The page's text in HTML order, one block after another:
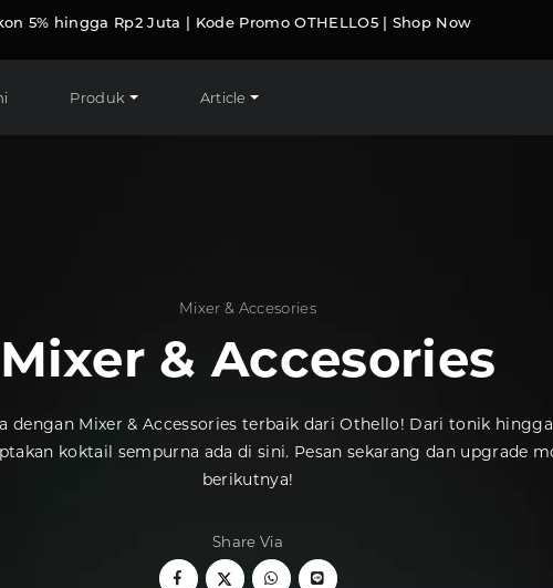
5% hingga Rp2 Juta | Kode Promo OTHELLO5 | Shop Now
Produk Article
Mixer & Accesories
Mixer & Accesories
dengan Mixer & Accessories terbaik dari Othello! Dari tonik
koktail sempurna ada di sini. Pesan sekarang dan upgrade
berikutnya!
Share Via